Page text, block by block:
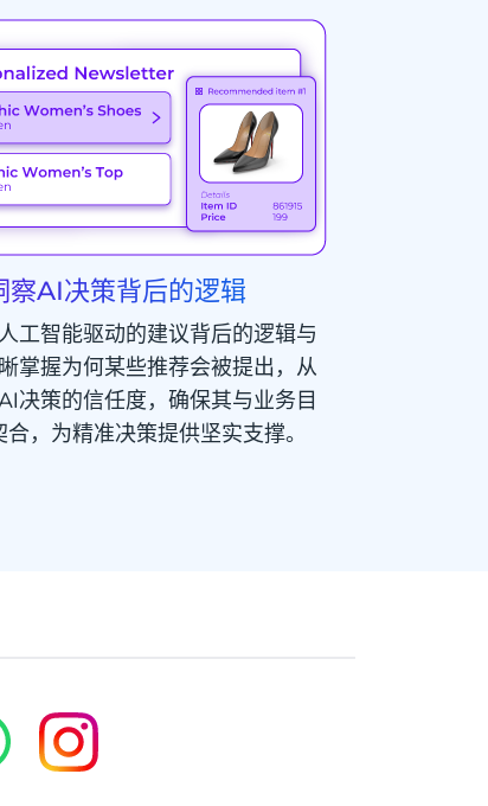
察AI决策背后的逻辑
工智能驱动的建议背后的逻辑与
掌握为何某些推荐会被提出，从
决策的信任度，确保其与业务目
，为精准决策提供坚实支撑。